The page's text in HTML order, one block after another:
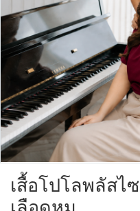
เสื้อโปโลพลัสไ